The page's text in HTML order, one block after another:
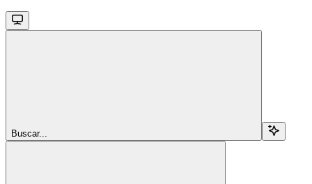
Buscar...